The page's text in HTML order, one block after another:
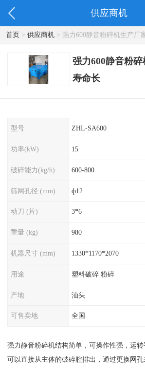
供应商机
首页> 供应商机> 强力600静音粉碎机生产厂
强力600静音粉
寿命长
型号 ZHL-SA600
功率(kW) 15
破碎能力(kg/h) 600-800
筛网孔径 (mm) ф12
动刀 (片) 3*6
重量 (kg) 980
机器尺寸 (mm) 1330*1170*2070
用途 塑料破碎 粉碎
产地 汕头
可售卖地 全国
强力静音粉碎机结构简单，可操作性强，运
可以直接从主体的破碎腔排出，通过更换网孔